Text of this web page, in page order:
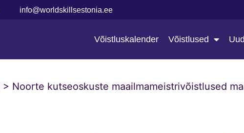
info@worldskillsestonia.ee
Võistluskalender Võistlused
> Noorte kutseoskuste maailmameistrivõistlused